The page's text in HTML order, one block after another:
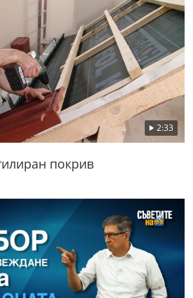
2:33
покрив